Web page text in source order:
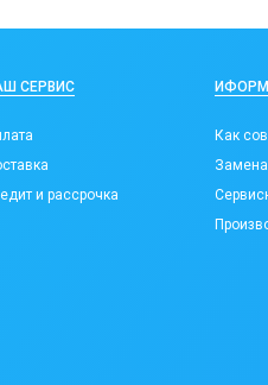
СЕРВИС
и рассрочка
Как
Замена